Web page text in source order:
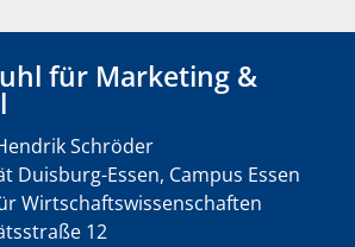
für Marketing &
Schröder
Duisburg-Essen, Campus Essen
Wirtschaftswissenschaften
12